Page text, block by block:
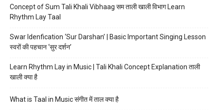
Concept of Sum Tali Khali Vibhaag सम ताली खाली विभाग Learn
Rhythm Lay Taal
Swar Idenfication ‘Sur Darshan’ | Basic Important Singing Lesson
स्वरों की पहचान ‘सुर दर्शन’
Learn Rhythm Lay in Music | Tali Khali Concept Explanation ताली
खाली क्या है
What is Taal in Music संगीत में ताल क्या है